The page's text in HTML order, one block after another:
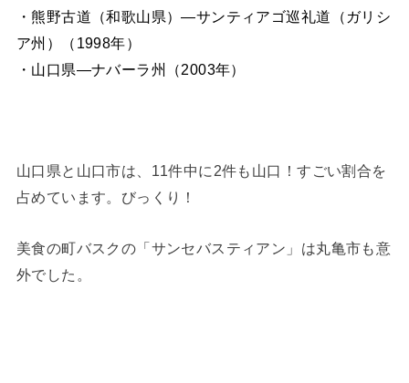
・熊野古道（和歌山県）―サンティアゴ巡礼道（ガリシ
ア州）（1998年）
・山口県―ナバーラ州（2003年）
山口県と山口市は、11件中に2件も山口！すごい割合を
占めています。びっくり！
美食の町バスクの「サンセバスティアン」は丸亀市も意
外でした。